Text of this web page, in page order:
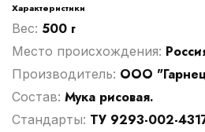
Характеристики
Вес: 500 г
Место происхождения:
Производитель: ООО
Cостав: Мука рисовая.
Стандарты: ТУ 9293-002-